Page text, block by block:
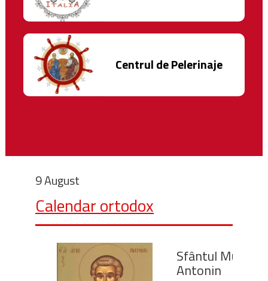
Centrul de Pelerinaje
9 August
Calendar ortodox
Sfântul Mucenic
Antonin